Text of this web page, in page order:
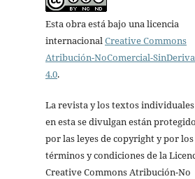
Esta obra está bajo una licencia
internacionalCreative Commons
Atribución-NoComercial-
4.0.
La revista y los textos
en esta se divulgan están
por las leyes de copyright y por los
términos y condiciones de la
Creative Commons Atribución-No